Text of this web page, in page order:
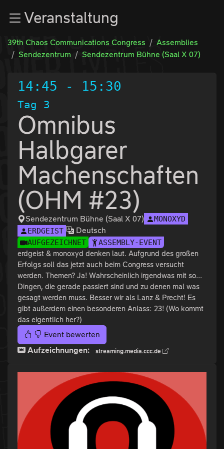
Zum InhaltVeranstaltung
39th Chaos Communications Congress
Assemblies
Sendezentrum
Sendezentrum Bühne (Saal X 07)
14:45 - 15:30
Tag 3
Omnibus
Halbgarer
Machenschaften
(OHM #23)
Sendezentrum Bühne (Saal X 07)
MONOXYD
ERDGEIST
Deutsch
AUFGEZEICHNET ASSEMBLY-EVENT
erdgeist & monoxyd denken laut. Aufgrund des großen
Erfolgs soll das jetzt auch beim Congress versucht
werden. Themen? Ja! Wahrscheinlich irgendwas mit so...
Dingen, die gerade passiert sind und zu denen mal was
gesagt werden muss. Besser wir als Lanz & Precht! Es
gibt außerdem einen besonderen Anlass: 23! (Wo kommt
das eigentlich her?)
Event bewerten
Aufzeichnungen:
streaming.media.ccc.de